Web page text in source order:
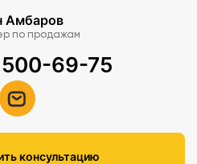
Амбаров
по продажам
69-75
консультацию